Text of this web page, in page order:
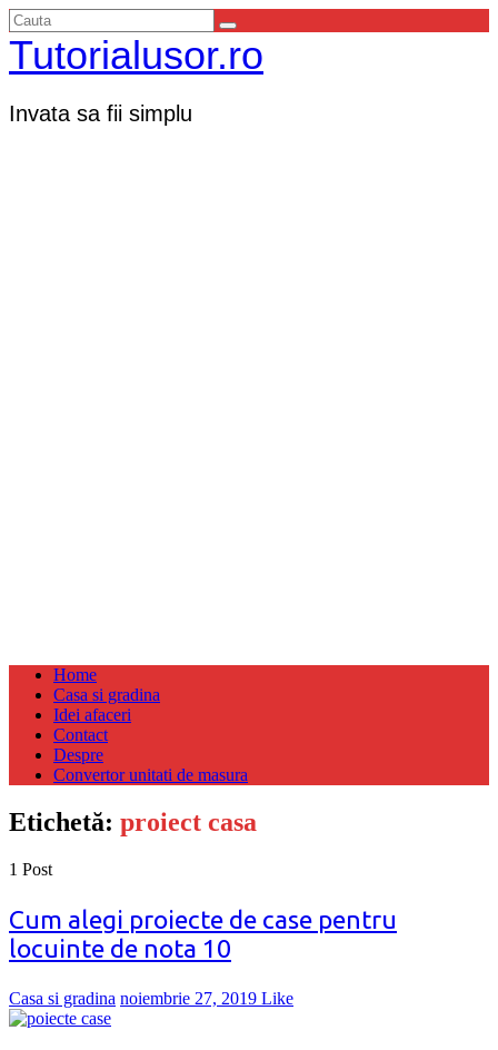
Tutorialusor.ro
Invata sa fii simplu
Home
Casa si gradina
Idei afaceri
Contact
Despre
Convertor unitati de masura
Etichetă: proiect casa
1 Post
Cum alegi proiecte de case pentru
locuinte de nota 10
Casa si gradina noiembrie 27, 2019 Like